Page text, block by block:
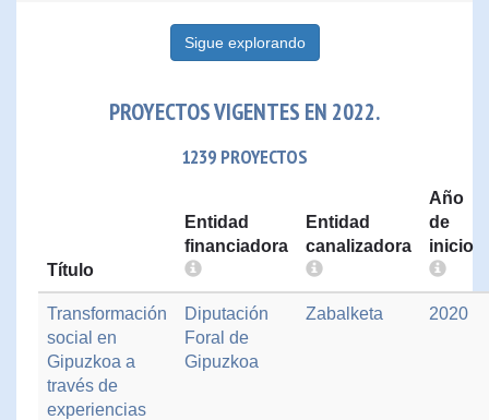
Sigue explorando
PROYECTOS VIGENTES EN 2022.
1239 PROYECTOS
Título
Entidad
financiadora
Entidad
canalizadora
Año
de
inicio
Transformación
social en
Gipuzkoa a
través de
experiencias
Diputación
Foral de
Gipuzkoa
Zabalketa 2020